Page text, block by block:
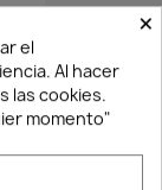
×
el
Al hacer
las cookies.
momento"